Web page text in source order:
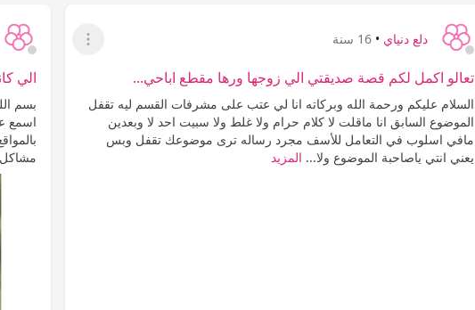
دلع دنياي • 16 سنة
عرض القائمة
تعالو اكمل لكم قصة صديقتي الي زوجها ورها مقطع اباحي...
السلام عليكم ورحمة الله وبركاته انا لي عتب على مشرفات القسم ليه تقفل
الموضوع السابق انا ماقلت لا كلام حرام ولا غلط ولا سبيت احد لا وبعدين
مافي اسلوب في التعامل للأسف مجرد رساله ترى موضوعك تقفل وبس
يعني انتي ياصاحبة الموضوع ولا... المزيد
الي
بسم
اسمع